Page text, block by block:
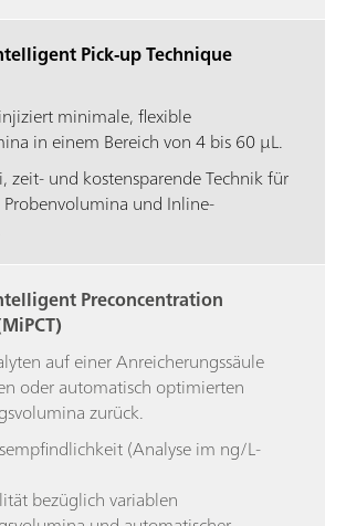
Pick-up Technique
minimale, flexible
in einem Bereich von 4 bis 60 µL.
zeit- und kostensparende Technik für
und Inline-
Preconcentration
auf einer Anreicherungssäule
oder automatisch optimierten
zurück.
(Analyse im ng/L-
bezüglich variablen